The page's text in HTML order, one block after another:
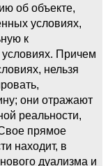
об объекте,
условиях,
к
Причем
нельзя
они отражают
реальности,
прямое
находит, в
дуализма и